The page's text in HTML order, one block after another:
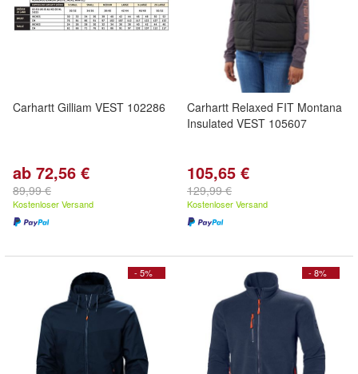
Carhartt Gilliam VEST 102286
ab 72,56 €
89,99 €
Kostenloser Versand
Carhartt Relaxed FIT Montana
Insulated VEST 105607
105,65 €
129,99 €
Kostenloser Versand
- 5% - 8%